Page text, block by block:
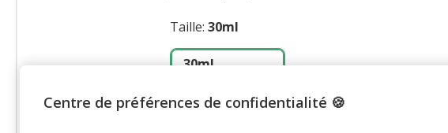
Taille: 30ml
30ml
(200.66€ / litre)
Centre de préférences de confidentialité 🍪